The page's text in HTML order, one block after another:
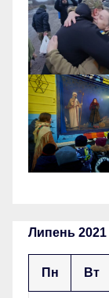
Липень 2021
Пн Вт